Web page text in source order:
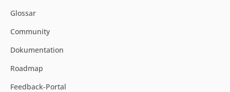
Glossar
Community
Dokumentation
Roadmap
Feedback-Portal